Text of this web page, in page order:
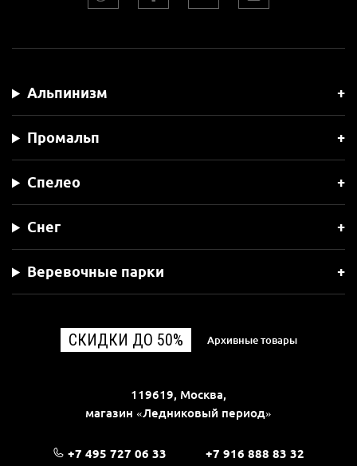
Альпинизм
Промальп
Спелео
Снег
Веревочные парки
СКИДКИ ДО 50% Архивные товары
119619, Москва,
магазин «Ледниковый период»
+7 495 727 06 33 +7 916 888 83 32